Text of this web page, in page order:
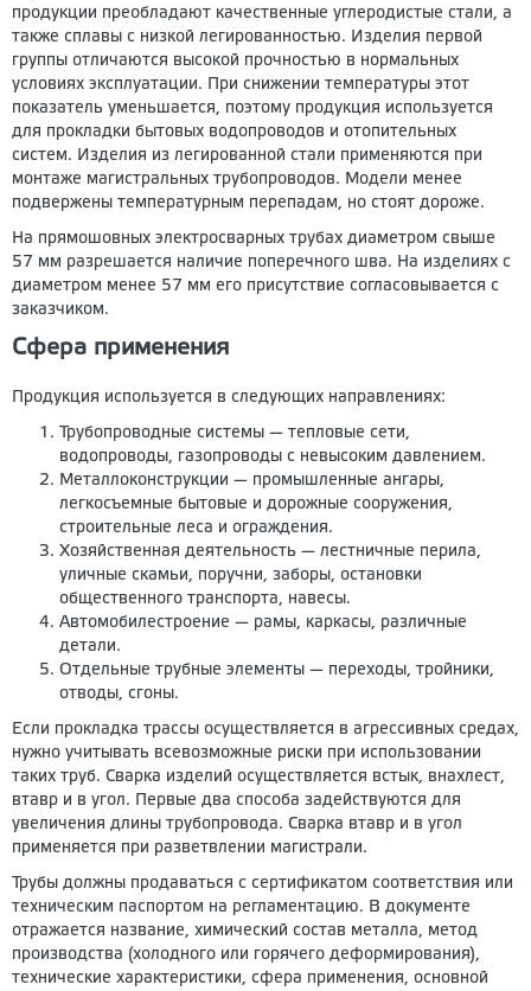
продукции преобладают качественные углеродистые стали, а
также сплавы с низкой легированностью. Изделия первой
группы отличаются высокой прочностью в нормальных
условиях эксплуатации. При снижении температуры этот
показатель уменьшается, поэтому продукция используется
для прокладки бытовых водопроводов и отопительных
систем. Изделия из легированной стали применяются при
монтаже магистральных трубопроводов. Модели менее
подвержены температурным перепадам, но стоят дороже.
На прямошовных электросварных трубах диаметром свыше
57 мм разрешается наличие поперечного шва. На изделиях с
диаметром менее 57 мм его присутствие согласовывается с
заказчиком.
Сфера применения
Продукция используется в следующих направлениях:
Трубопроводные системы — тепловые сети,
водопроводы, газопроводы с невысоким давлением.
Металлоконструкции — промышленные ангары,
легкосъемные бытовые и дорожные сооружения,
строительные леса и ограждения.
Хозяйственная деятельность — лестничные перила,
уличные скамьи, поручни, заборы, остановки
общественного транспорта, навесы.
Автомобилестроение — рамы, каркасы, различные
детали.
Отдельные трубные элементы — переходы, тройники,
отводы, сгоны.
Если прокладка трассы осуществляется в агрессивных средах,
нужно учитывать всевозможные риски при использовании
таких труб. Сварка изделий осуществляется встык, внахлест,
втавр и в угол. Первые два способа задействуются для
увеличения длины трубопровода. Сварка втавр и в угол
применяется при разветвлении магистрали.
Трубы должны продаваться с сертификатом соответствия или
техническим паспортом на регламентацию. В документе
отражается название, химический состав металла, метод
производства (холодного или горячего деформирования),
технические характеристики, сфера применения, основной